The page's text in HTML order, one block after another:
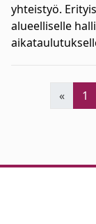
yhteistyö.
alueelliselle
« 1